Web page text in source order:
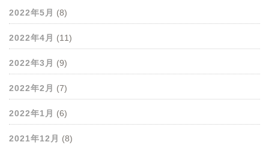
2022年5月 (8)
2022年4月 (11)
2022年3月 (9)
2022年2月 (7)
2022年1月 (6)
2021年12月 (8)